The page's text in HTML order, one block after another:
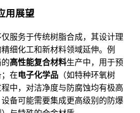
用展望
服务于传统树脂合成，其设计理
细化工和新材料领域延伸。例
高性能复合材料生产中，用于预
在电子化学品 （如特种环氧树
中，对洁净度与防腐蚀均有极高
备可能需要集成更高级别的防爆